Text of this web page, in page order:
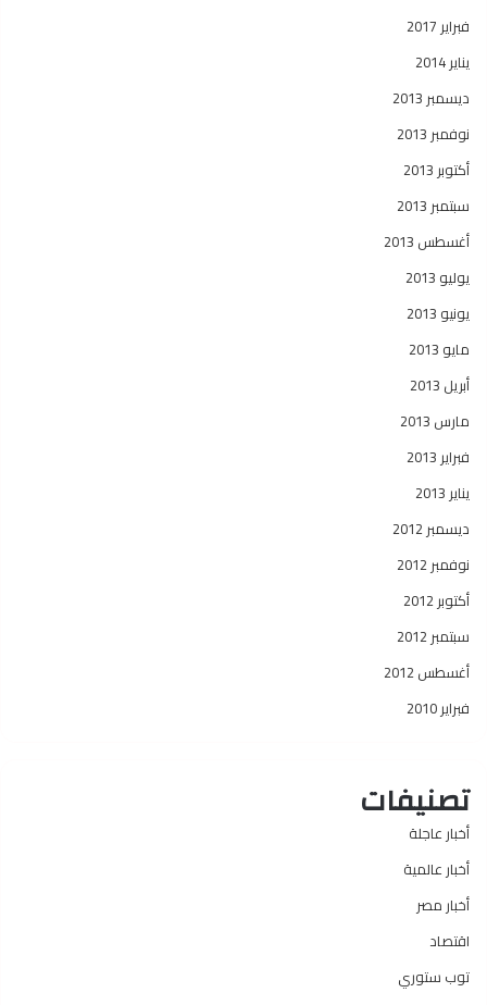
فبراير 2017
يناير 2014
ديسمبر 2013
نوفمبر 2013
أكتوبر 2013
سبتمبر 2013
أغسطس 2013
يوليو 2013
يونيو 2013
مايو 2013
أبريل 2013
مارس 2013
فبراير 2013
يناير 2013
ديسمبر 2012
نوفمبر 2012
أكتوبر 2012
سبتمبر 2012
أغسطس 2012
فبراير 2010
تصنيفات
أخبار عاجلة
أخبار عالمية
أخبار مصر
اقتصاد
توب ستوري